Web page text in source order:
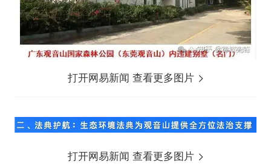
打开网易新闻 查看更多图片
打开网易新闻 查看更多图片